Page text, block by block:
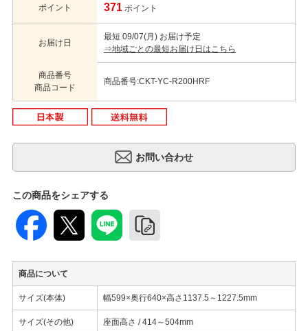
ポイント 371 ポイント
お届け日
最短 09/07(月) お届け予定
⇒地域ごとの最短お届け日はこちら
商品番号
商品コード
商品番号:CKT-YC-R200HRF
この商品をシェアする
商品について
サイズ(本体) 幅599×奥行640×高さ1137.5～1227.5mm
サイズ(その他) 座面高さ / 414～504mm